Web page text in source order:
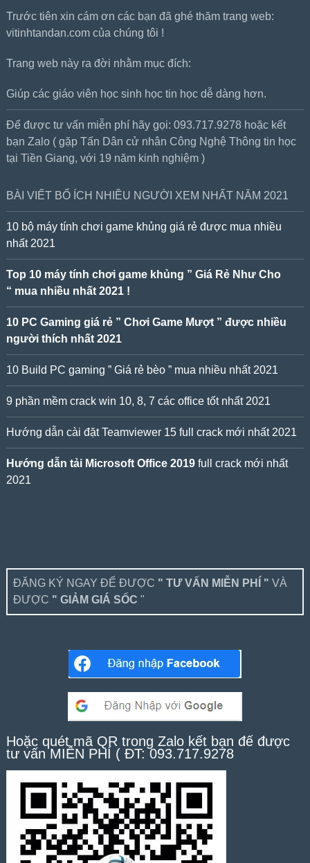
Trước tiên xin cám ơn các bạn đã ghé thăm trang web:
vitinhtandan.com của chúng tôi !
Trang web này ra đời nhằm mục đích:
Giúp các giáo viên học sinh học tin học dễ dàng hơn.
Để được tư vấn miễn phí hãy gọi: 093.717.9278 hoặc kết
bạn Zalo ( gặp Tấn Dân cử nhân Công Nghệ Thông tin học
tại Tiền Giang, với 19 năm kinh nghiệm )
BÀI VIẾT BỔ ÍCH NHIỀU NGƯỜI XEM NHẤT NĂM 2021
10 bộ máy tính chơi game khủng giá rẻ được mua nhiều
nhất 2021
Top 10 máy tính chơi game khủng ” Giá Rẻ Như Cho
“ mua nhiều nhất 2021 !
10 PC Gaming giá rẻ ” Chơi Game Mượt ” được nhiều
người thích nhất 2021
10 Build PC gaming ” Giá rẻ bèo ” mua nhiều nhất 2021
9 phần mềm crack win 10, 8, 7 các office tốt nhất 2021
Hướng dẫn cài đặt Teamviewer 15 full crack mới nhất 2021
Hướng dẫn tải Microsoft Office 2019full crack mới nhất
2021
ĐĂNG KÝ NGAY ĐỂ ĐƯỢC " TƯ VẤN MIỄN PHÍ " VÀ
ĐƯỢC " GIẢM GIÁ SỐC "
Hoặc quét mã QR trong Zalo kết bạn để được
tư vấn MIỄN PHÍ ( ĐT: 093.717.9278